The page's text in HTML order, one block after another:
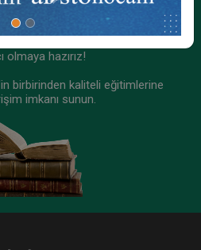
- II - III. İş
Oturum
Sepete Ekle
olmaya hazırız!
birbirinden kaliteli eğitimlerine
imkanı sunun.